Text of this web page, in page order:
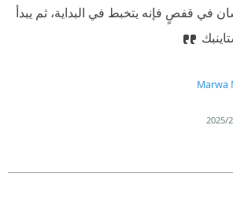
في قفصٍ فإنه يتخبط في البداية، ثم يبدأ
Marwa